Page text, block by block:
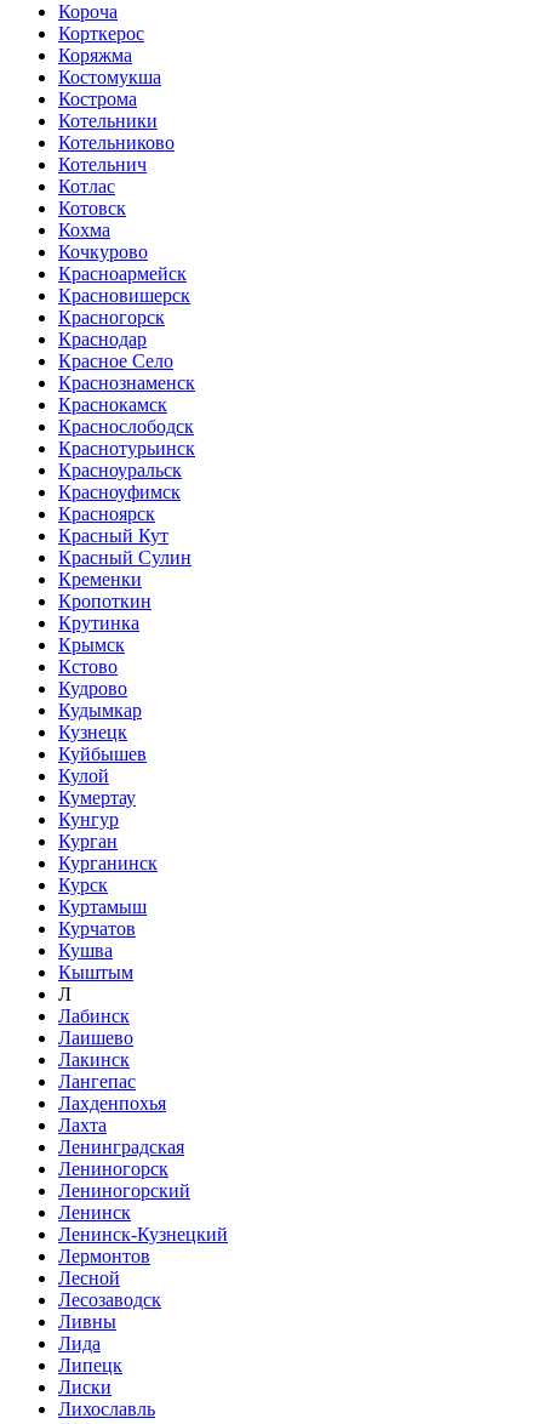
Короча
Корткерос
Коряжма
Костомукша
Кострома
Котельники
Котельниково
Котельнич
Котлас
Котовск
Кохма
Кочкурово
Красноармейск
Красновишерск
Красногорск
Краснодар
Красное Село
Краснознаменск
Краснокамск
Краснослободск
Краснотурьинск
Красноуральск
Красноуфимск
Красноярск
Красный Кут
Красный Сулин
Кременки
Кропоткин
Крутинка
Крымск
Кстово
Кудрово
Кудымкар
Кузнецк
Куйбышев
Кулой
Кумертау
Кунгур
Курган
Курганинск
Курск
Куртамыш
Курчатов
Кушва
Кыштым
Л
Лабинск
Лаишево
Лакинск
Лангепас
Лахденпохья
Лахта
Ленинградская
Лениногорск
Лениногорский
Ленинск
Ленинск-Кузнецкий
Лермонтов
Лесной
Лесозаводск
Ливны
Лида
Липецк
Лиски
Лихославль